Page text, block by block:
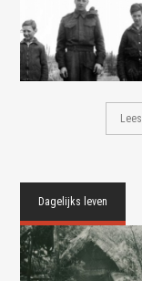
Dagelijks leven